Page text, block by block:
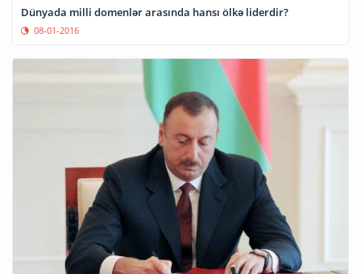
Dünyada milli domenlər arasında hansı ölkə liderdir?
08-01-2016